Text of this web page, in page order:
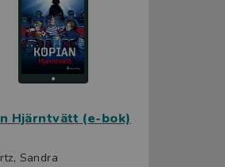
Hjärntvätt (e-bok)
Sandra